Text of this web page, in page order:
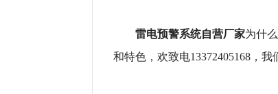
雷电预警系统自营厂家为什
和特色，欢致电13372405168，我